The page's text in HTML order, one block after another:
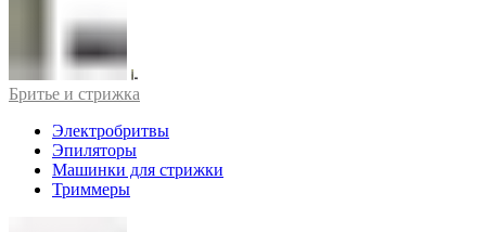
Бритье и стрижка
Электробритвы
Эпиляторы
Машинки для стрижки
Триммеры